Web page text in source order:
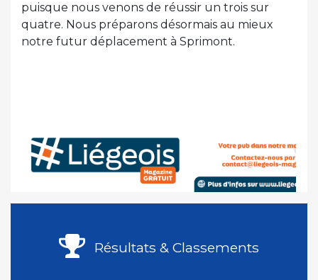
puisque nous venons de réussir un trois sur
quatre. Nous préparons désormais au mieux
notre futur déplacement à Sprimont.
Résultats & Classements